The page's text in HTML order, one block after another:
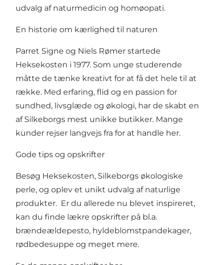
udvalg af naturmedicin og homøopati.
En historie om kærlighed til naturen
Parret Signe og Niels Rømer startede
Heksekosten i 1977. Som unge studerende
måtte de tænke kreativt for at få det hele til at
række. Med erfaring, flid og en passion for
sundhed, livsglæde og økologi, har de skabt en
af Silkeborgs mest unikke butikker. Mange
kunder rejser langvejs fra for at handle her.
Gode tips og opskrifter
Besøg Heksekosten, Silkeborgs økologiske
perle, og oplev et unikt udvalg af naturlige
produkter. Er du allerede nu blevet inspireret,
kan du finde lækre opskrifter på bl.a.
brændeældepesto, hyldeblomstpandekager,
rødbedesuppe og meget mere.